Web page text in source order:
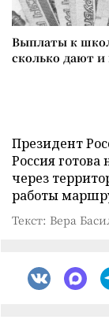
Выплаты к
сколько дают
Президент
Россия готова
через
работы
Текст: Вера